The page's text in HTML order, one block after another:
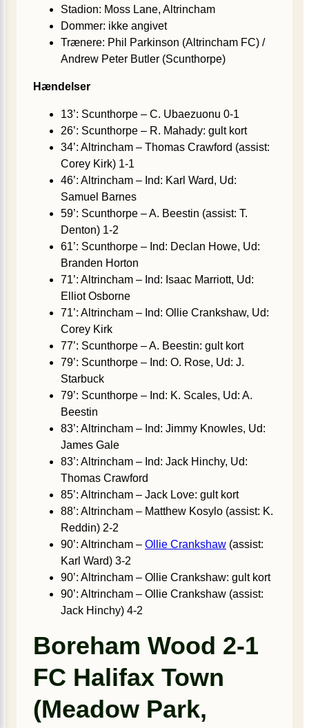
Stadion: Moss Lane, Altrincham
Dommer: ikke angivet
Trænere: Phil Parkinson (Altrincham FC) /
Andrew Peter Butler (Scunthorpe)
Hændelser
13’: Scunthorpe – C. Ubaezuonu 0-1
26’: Scunthorpe – R. Mahady: gult kort
34’: Altrincham – Thomas Crawford (assist:
Corey Kirk) 1-1
46’: Altrincham – Ind: Karl Ward, Ud:
Samuel Barnes
59’: Scunthorpe – A. Beestin (assist: T.
Denton) 1-2
61’: Scunthorpe – Ind: Declan Howe, Ud:
Branden Horton
71’: Altrincham – Ind: Isaac Marriott, Ud:
Elliot Osborne
71’: Altrincham – Ind: Ollie Crankshaw, Ud:
Corey Kirk
77’: Scunthorpe – A. Beestin: gult kort
79’: Scunthorpe – Ind: O. Rose, Ud: J.
Starbuck
79’: Scunthorpe – Ind: K. Scales, Ud: A.
Beestin
83’: Altrincham – Ind: Jimmy Knowles, Ud:
James Gale
83’: Altrincham – Ind: Jack Hinchy, Ud:
Thomas Crawford
85’: Altrincham – Jack Love: gult kort
88’: Altrincham – Matthew Kosylo (assist: K.
Reddin) 2-2
90’: Altrincham – Ollie Crankshaw (assist:
Karl Ward) 3-2
90’: Altrincham – Ollie Crankshaw: gult kort
90’: Altrincham – Ollie Crankshaw (assist:
Jack Hinchy) 4-2
Boreham Wood 2-1
FC Halifax Town
(Meadow Park,